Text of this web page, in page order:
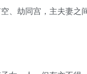
、劫同宫，主夫妻之